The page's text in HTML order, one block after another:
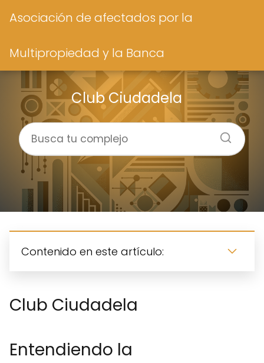
Asociación de afectados por la
Multipropiedad y la Banca
Club Ciudadela
Contenido en este artículo:
Club Ciudadela
Entendiendo la